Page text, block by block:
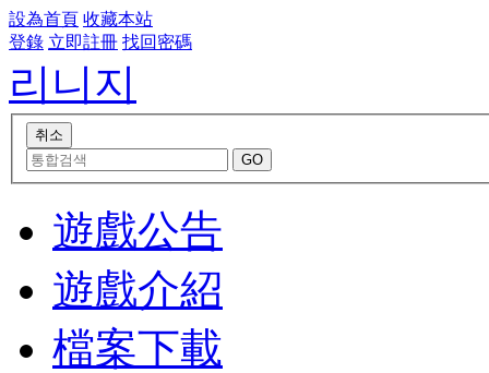
設為首頁 收藏本站
登錄 立即註冊 找回密碼
리니지
遊戲公告
遊戲介紹
檔案下載